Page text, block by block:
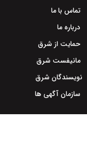
تماس با ما
درباره ما
حمایت از شرق
مانیفست شرق
نویسندگان شرق
سازمان آگهی ها